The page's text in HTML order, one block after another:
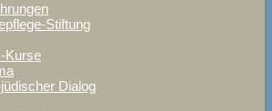
Stiftung
Kurse
Dialog